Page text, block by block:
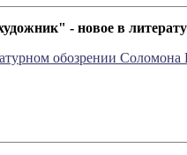
- новое в
обозрении